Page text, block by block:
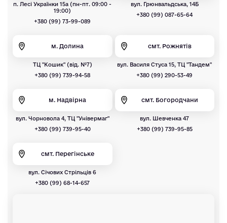
п. Лесі Українки 15а (пн-пт. 09:00 -
19:00)
+380 (99) 73-99-089
вул. Грюнвальдська, 14Б
+380 (99) 087-65-64
м. Долина
ТЦ "Кошик" (від. №7)
+380 (99) 739-94-58
смт. Рожнятів
вул. Василя Стуса 15, ТЦ "Тандем"
+380 (99) 290-53-49
м. Надвірна
вул. Чорновола 4, ТЦ "Універмаг"
+380 (99) 739-95-40
смт. Богородчани
вул. Шевченка 47
+380 (99) 739-95-85
смт. Перегінське
вул. Січових Стрільців 6
+380 (99) 68-14-657